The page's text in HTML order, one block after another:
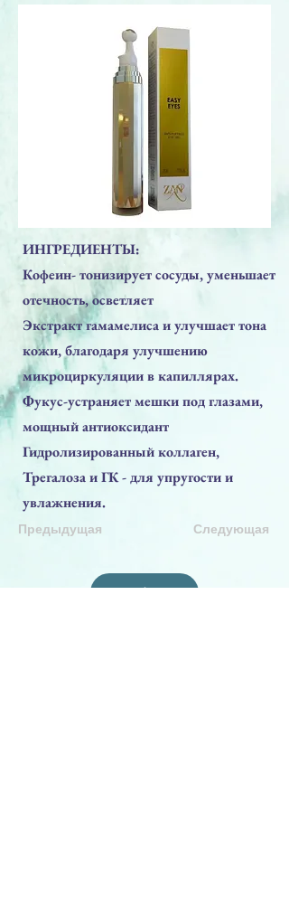
ИНГРЕДИЕНТЫ:
Кофеин- тонизирует сосуды, уменьшает
отечность, осветляет
Экстракт гамамелиса и улучшает тона
кожи, благодаря улучшению
микроциркуляции в капиллярах.
Фукус-устраняет мешки под глазами,
мощный антиоксидант
Гидролизированный коллаген,
Трегалоза и ГК - для упругости и
увлажнения.
Предыдущая Следующая